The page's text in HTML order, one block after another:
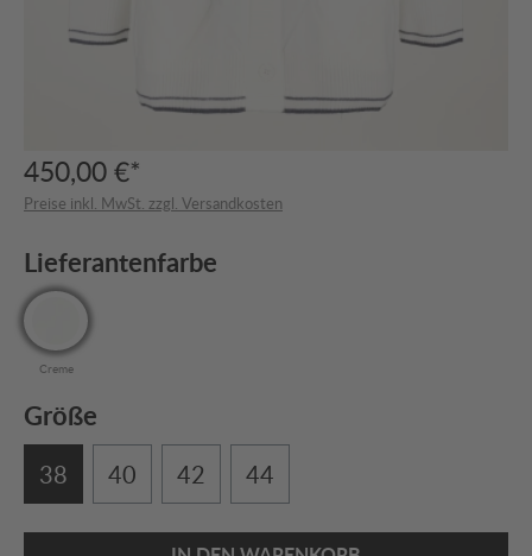
450,00 €*
Preise inkl. MwSt. zzgl. Versandkosten
Lieferantenfarbe
Creme
Größe
38 40 42 44